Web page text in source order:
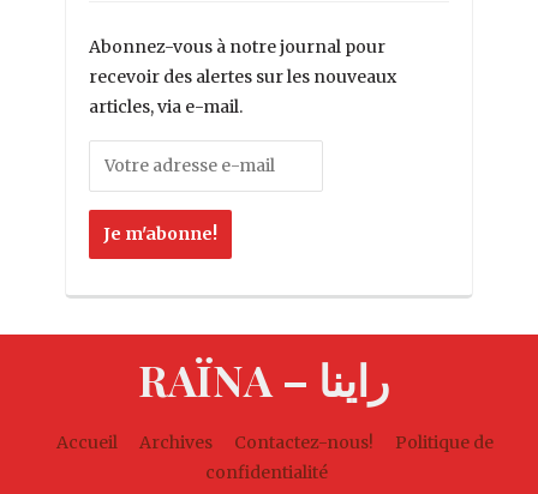
Abonnez-vous à notre journal pour
recevoir des alertes sur les nouveaux
articles, via e-mail.
RAÏNA – راينا
Accueil Archives Contactez-nous!
Politique de
confidentialité